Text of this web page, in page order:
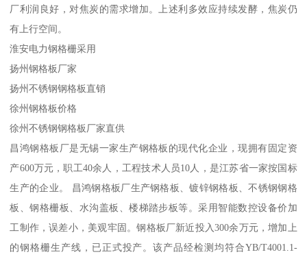
厂利润良好，对焦炭的需求增加。上述利多效应持续发酵，焦炭仍
有上行空间。
淮安电力钢格栅采用
扬州钢格板厂家
扬州不锈钢钢格板直销
徐州钢格板价格
徐州不锈钢钢格板厂家直供
昌鸿钢格板厂是无锡一家生产钢格板的现代化企业，现拥有固定资
产600万元，职工40余人，工程技术人员10人，是江苏省一家按国标
生产的企业。 昌鸿钢格板厂生产钢格板、镀锌钢格板、不锈钢钢格
板、钢格栅板、水沟盖板、楼梯踏步板等。采用智能数控设备价加
工制作，误差小，美观牢固。钢格板厂新近投入300余万元，增加上
的钢格栅生产线，已正式投产。该产品经检测均符合YB/T4001.1-